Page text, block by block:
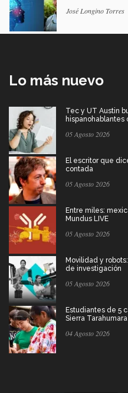
José Longino Torres
Lo más nuevo
Tec y UT Austin
hispanohablantes
05 Agosto 2026
El escritor que
contada
05 Agosto 2026
Entre miles:
Mundus LIVE
05 Agosto 2026
Movilidad y
de investigación
05 Agosto 2026
Estudiantes de 5
Sierra Tarahumara
04 Agosto 2026